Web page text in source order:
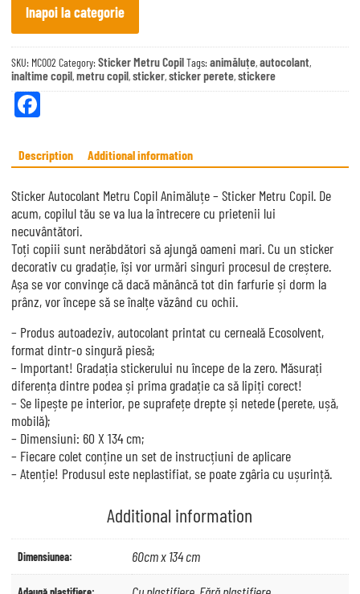
Inapoi la categorie
SKU: MC002 Category:Sticker Metru CopilTags:animăluțe,autocolant,
inaltime copil,metru copil,sticker,sticker perete,stickere
Fa
bo
Description Additional information
Sticker Autocolant Metru Copil Animăluțe – Sticker Metru Copil. De
acum, copilul tău se va lua la întrecere cu prietenii lui
necuvântători.
Toți copiii sunt nerăbdători să ajungă oameni mari. Cu un sticker
decorativ cu gradație, își vor urmări singuri procesul de creștere.
Așa se vor convinge că dacă mănâncă tot din farfurie și dorm la
prânz, vor începe să se înalțe văzând cu ochii.
– Produs autoadeziv, autocolant printat cu cerneală Ecosolvent,
format dintr-o singură piesă;
– Important! Gradația stickerului nu începe de la zero. Măsurați
diferența dintre podea și prima gradație ca să lipiți corect!
– Se lipește pe interior, pe suprafețe drepte și netede (perete, ușă,
mobilă);
– Dimensiuni: 60 X 134 cm;
– Fiecare colet conține un set de instrucțiuni de aplicare
– Atenție! Produsul este neplastifiat, se poate zgâria cu ușurință.
Additional information
Dimensiunea: 60cm x 134 cm